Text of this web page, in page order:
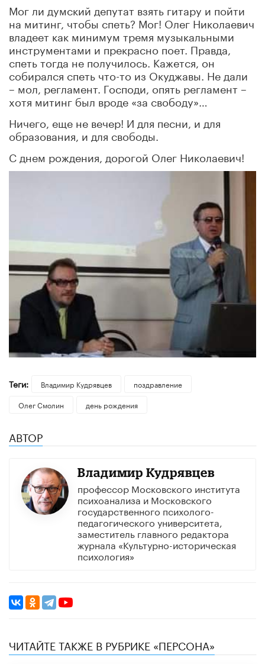
Мог ли думский депутат взять гитару и пойти
на митинг, чтобы спеть? Мог! Олег Николаевич
владеет как минимум тремя музыкальными
инструментами и прекрасно поет. Правда,
спеть тогда не получилось. Кажется, он
собирался спеть что-то из Окуджавы. Не дали
– мол, регламент. Господи, опять регламент –
хотя митинг был вроде «за свободу»…
Ничего, еще не вечер! И для песни, и для
образования, и для свободы.
С днем рождения, дорогой Олег Николаевич!
Теги: Владимир Кудрявцев
поздравление
Олег Смолин
день рождения
АВТОР
Владимир Кудрявцев
профессор Московского института
психоанализа и Московского
государственного психолого-
педагогического университета,
заместитель главного редактора
журнала «Культурно-историческая
психология»
ЧИТАЙТЕ ТАКЖЕ В РУБРИКЕ «ПЕРСОНА»